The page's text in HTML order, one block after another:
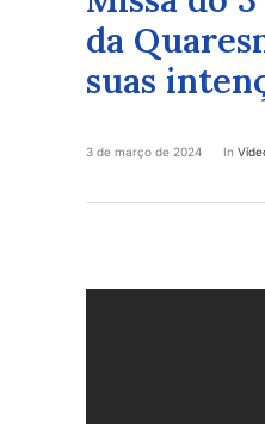
da
suas
3 de março de 2024 In